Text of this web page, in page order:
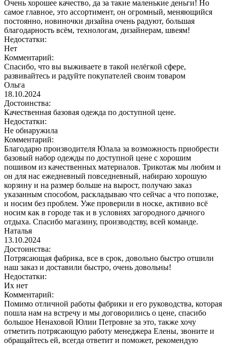
Очень хорошее качество, да за такие маленькие деньги! Но
самое главное, это ассортимент, он огромный, меняющийся
постоянно, новиночки дизайна очень радуют, большая
благодарность всём, технологам, дизайнерам, швеям!
Недостатки:
Нет
Комментарий:
Спасибо, что вы выживаете в такой нелёгкой сфере,
развивайтесь и радуйте покупателей своим товаром
Ольга
18.10.2024
Достоинства:
Качественная базовая одежда по доступной цене.
Недостатки:
Не обнаружила
Комментарий:
Благодарю производителя Юлала за возможность приобрести
базовый набор одежды по доступной цене с хорошим
пошивом из качественных материалов. Трикотаж мы любим и
он для нас ежедневный повседневный, набираю хорошую
корзину и на размер больше на вырост, получаю заказ
указанным способом, раскладываю что сейчас а что попозже,
и носим без проблем. Уже проверили в носке, активно всё
носим как в городе так и в условиях загородного дачного
отдыха. Спасибо магазину, производству, всей команде.
Наталья
13.10.2024
Достоинства:
Потрясающая фабрика, все в срок, довольно быстро отшили
наш заказ и доставили быстро, очень довольны!
Недостатки:
Их нет
Комментарий:
Помимо отличной работы фабрики и его руководства, которая
пошла нам на встречу и мы договорились о цене, спасибо
большое Ненаховой Юлии Петровне за это, также хочу
отметить потрясающую работу менеджера Елены, звоните и
обращайтесь ей, всегда ответит и поможет, рекомендую